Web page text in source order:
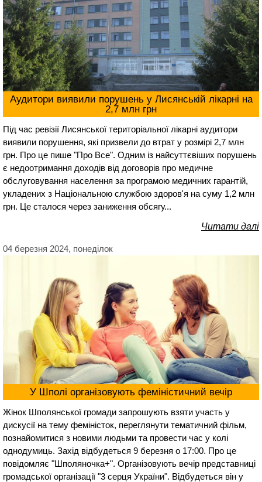
Аудитори виявили порушень у Лисянській лікарні на
2,7 млн грн
Під час ревізії Лисянської територіальної лікарні аудитори
виявили порушення, які призвели до втрат у розмірі 2,7 млн
грн. Про це пише "Про Все". Одним із найсуттєвіших порушень
є недоотримання доходів від договорів про медичне
обслуговування населення за програмою медичних гарантій,
укладених з Національною службою здоров'я на суму 1,2 млн
грн. Це сталося через заниження обсягу...
Читати далі
04 березня 2024, понеділок
У Шполі організовують феміністичний вечір
Жінок Шполянської громади запрошують взяти участь у
дискусії на тему феміністок, переглянути тематичний фільм,
познайомитися з новими людьми та провести час у колі
однодумиць. Захід відбудеться 9 березня о 17:00. Про це
повідомляє "Шполяночка+". Організовують вечір представниці
громадської організації "3 серця України". Відбудеться він у